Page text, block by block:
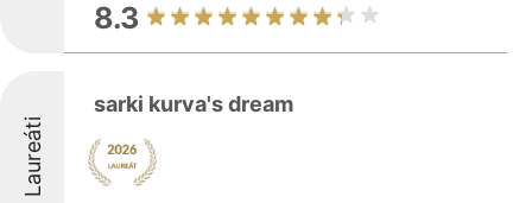
8.3
Laureáti
sarki kurva's dream